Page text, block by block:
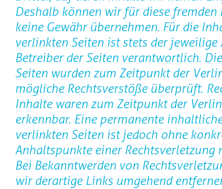
Deshalb können wir für diese fremden
keine Gewähr übernehmen. Für die
verlinkten Seiten ist stets der jeweilige
Betreiber der Seiten verantwortlich.
Seiten wurden zum Zeitpunkt der
mögliche Rechtsverstöße überprüft.
Inhalte waren zum Zeitpunkt der
erkennbar. Eine permanente
verlinkten Seiten ist jedoch ohne
Anhaltspunkte einer Rechtsverletzung
Bei Bekanntwerden von
wir derartige Links umgehend